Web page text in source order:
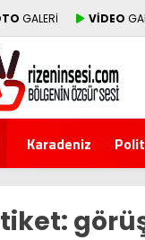
GALERİ VİDEO
Karadeniz